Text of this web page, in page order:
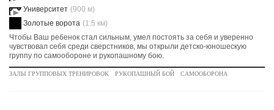
Университет (900 м)
Золотые ворота (1.5 км)
Чтобы Ваш ребенок стал сильным, умел постоять за себя и уверенно
чувствовал себя среди сверстников, мы открыли детско-юношескую
группу по самообороне и рукопашному бою.
ЗАЛЫ ГРУППОВЫХ ТРЕНИРОВОК РУКОПАШНЫЙ БОЙ САМООБОРОНА